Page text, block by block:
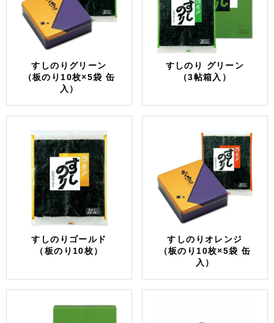
すしのりグリーン
（板のり10枚×5袋 缶
入）
すしのり グリーン
（3帖箱入）
すしのりゴールド
（板のり10枚）
すしのりオレンジ
（板のり10枚×5袋 缶
入）